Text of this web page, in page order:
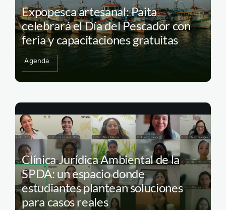
Expopesca artesanal: Paita
celebrará el Día del Pescador con
feria y capacitaciones gratuitas
Agenda
Clínica Jurídica Ambiental de la
SPDA: un espacio donde
estudiantes plantean soluciones
para casos reales